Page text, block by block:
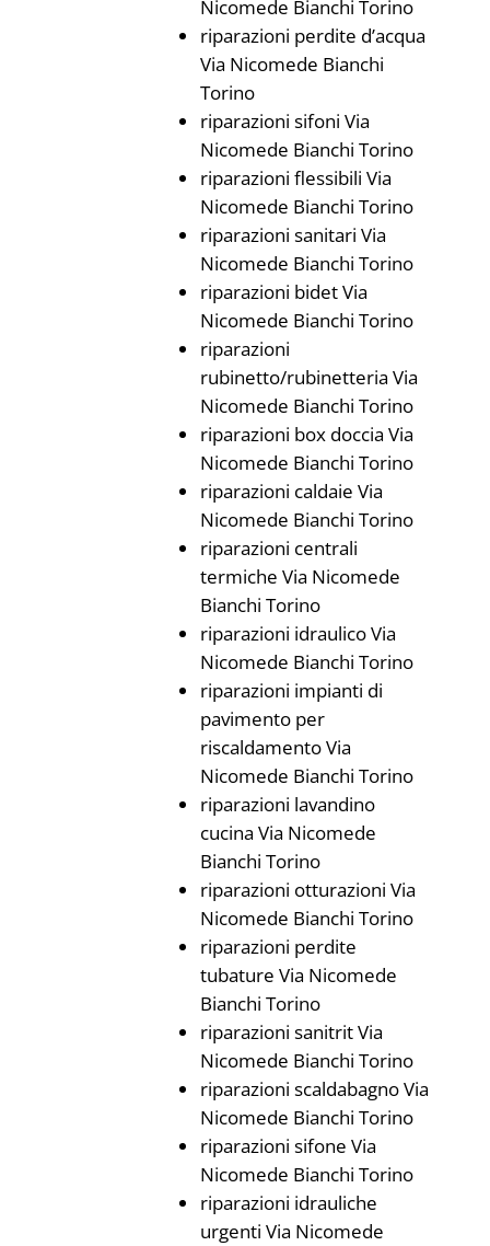
Nicomede Bianchi Torino
riparazioni perdite d’acqua
Via Nicomede Bianchi
Torino
riparazioni sifoni Via
Nicomede Bianchi Torino
riparazioni flessibili Via
Nicomede Bianchi Torino
riparazioni sanitari Via
Nicomede Bianchi Torino
riparazioni bidet Via
Nicomede Bianchi Torino
riparazioni
rubinetto/rubinetteria Via
Nicomede Bianchi Torino
riparazioni box doccia Via
Nicomede Bianchi Torino
riparazioni caldaie Via
Nicomede Bianchi Torino
riparazioni centrali
termiche Via Nicomede
Bianchi Torino
riparazioni idraulico Via
Nicomede Bianchi Torino
riparazioni impianti di
pavimento per
riscaldamento Via
Nicomede Bianchi Torino
riparazioni lavandino
cucina Via Nicomede
Bianchi Torino
riparazioni otturazioni Via
Nicomede Bianchi Torino
riparazioni perdite
tubature Via Nicomede
Bianchi Torino
riparazioni sanitrit Via
Nicomede Bianchi Torino
riparazioni scaldabagno Via
Nicomede Bianchi Torino
riparazioni sifone Via
Nicomede Bianchi Torino
riparazioni idrauliche
urgenti Via Nicomede